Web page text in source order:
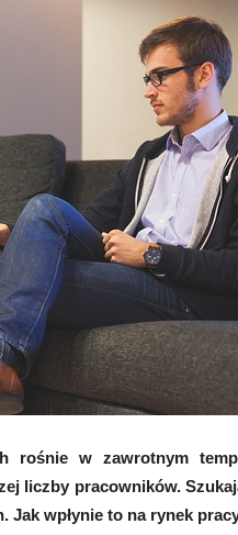
rośnie w zawrotnym
liczby pracowników.
Jak wpłynie to na rynek